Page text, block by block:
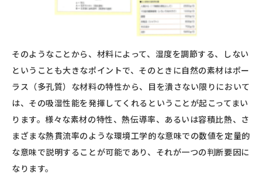
そのようなことから、材料によって、湿度を調節する、しない
ということも大きなポイントで、そのときに自然の素材はポー
ラス（多孔質）な材料の特性から、目を潰さない限りにおいて
は、その吸湿性能を発揮してくれるということが起こってまい
ります。様々な素材の特性、熱伝導率、あるいは容積比熱、さ
まざまな熱貫流率のような環境工学的な意味での数値を定量的
な意味で説明することが可能であり、それが一つの判断要因に
なります。